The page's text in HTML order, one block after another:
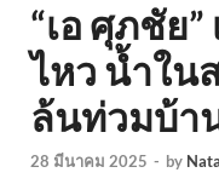
“เอ ศุภชัย
ไหว น้ำใน
ล้นท่วมบ้า
28 มีนาคม 2025 - by